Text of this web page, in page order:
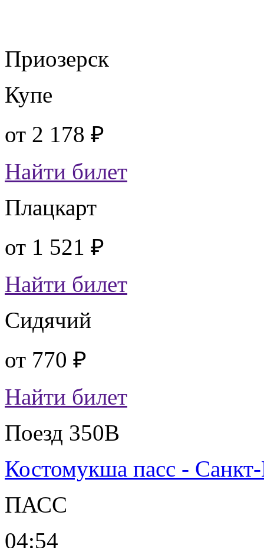
Приозерск
Купе
от 2 178 ₽
Найти билет
Плацкарт
от 1 521 ₽
Найти билет
Сидячий
от 770 ₽
Найти билет
Поезд 350В
Костомукша пасс -
ПАСС
04:54